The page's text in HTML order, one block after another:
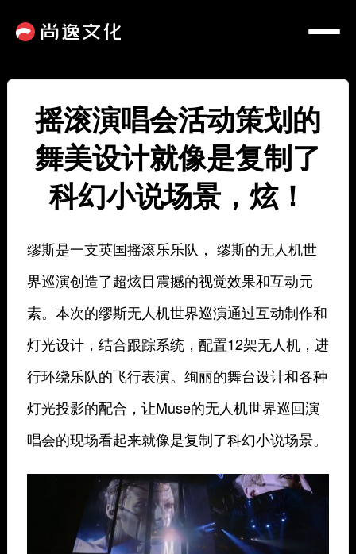
摇滚演唱会活动策划的
舞美设计就像是复制了
科幻小说场景，炫！
缪斯是一支英国摇滚乐乐队， 缪斯的无人机世
界巡演创造了超炫目震撼的视觉效果和互动元
素。本次的缪斯无人机世界巡演通过互动制作和
灯光设计，结合跟踪系统，配置12架无人机，进
行环绕乐队的飞行表演。绚丽的舞台设计和各种
灯光投影的配合，让Muse的无人机世界巡回演
唱会的现场看起来就像是复制了科幻小说场景。